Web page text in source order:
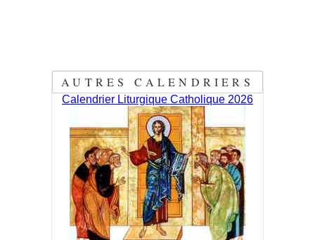
AUTRES CALENDRIERS
Calendrier Liturgique Catholique 2026